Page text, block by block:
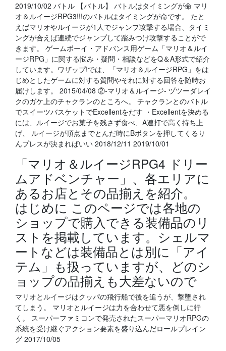
2019/10/02 バトル 【バトル】 バトルはタイミングが命 マリ
オ＆ルイージRPG3!!!のバトルはタイミングが命です。 たと
えばマリオやルイージが1人でジャンプ攻撃する場合、タイミ
ングが合えば連続でジャンプして踏みつけ攻撃することがで
きます。 ゲームボーイ・アドバンス用ゲーム「マリオ＆ルイ
ージRPG」に関する悩み・疑問・相談などをQ＆A形式で紹介
しています。ワザップ!では、「マリオ＆ルイージRPG」をは
じめとしたゲームに対する質問やそれに対する回答を随時お
届けします。 2015/04/08 ②-マリオ＆ルイージ- ヅツーダレイ
クのガケ上のチャクランのところへ。 チャクランとのバトル
でスイーツバスケットでExcellentをだす ・Excellentを決める
には、ルイージでお菓子を残さず食べ、A連打で高く持ち上
げ、 ルイージが頂点までとんだ時にBボタンを押してくるり
んプレスが決まればいい 2018/12/11 2019/10/01
「マリオ＆ルイージRPG4 ドリー
ムアドベンチャー」、各エリアに
あるお店とその品揃えを紹介。
はじめに このページでは各地の
ショップで購入できる装備品のリ
ストを掲載しています。シェルマ
ートなどは装備品とは別に「アイ
テム」も扱っていますが、どのシ
ョップの品揃えも大差ないので
マリオとルイージはクッパの飛行船で後を追うが、撃墜され
てしまう。 マリオとルイージは力を合わせて悪を倒しに行
く。 スーパーファミコンで発売されたスーパーマリオRPGの
系統を受け継ぐアクション要素を盛り込んだロールプレイン
グ 2017/10/05